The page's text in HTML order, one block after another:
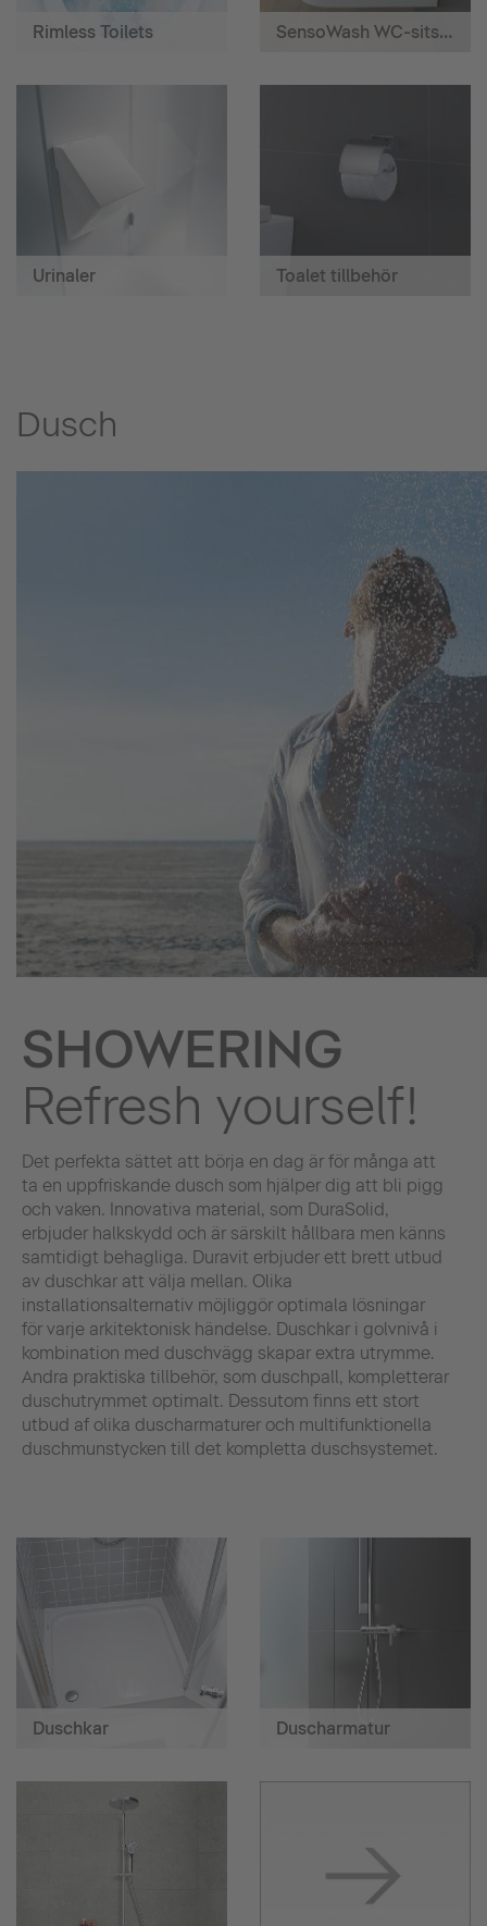
Rimless Toilets SensoWash WC-sits med hygiendusch
Urinaler Toalet tillbehör
Dusch
SHOWERING
Refresh yourself!
Det perfekta sättet att börja en dag är för många att
ta en uppfriskande dusch som hjälper dig att bli pigg
och vaken. Innovativa material, som DuraSolid,
erbjuder halkskydd och är särskilt hållbara men känns
samtidigt behagliga. Duravit erbjuder ett brett utbud
av duschkar att välja mellan. Olika
installationsalternativ möjliggör optimala lösningar
för varje arkitektonisk händelse. Duschkar i golvnivå i
kombination med duschvägg skapar extra utrymme.
Andra praktiska tillbehör, som duschpall, kompletterar
duschutrymmet optimalt. Dessutom finns ett stort
utbud af olika duscharmaturer och multifunktionella
duschmunstycken till det kompletta duschsystemet.
Duschkar Duscharmatur